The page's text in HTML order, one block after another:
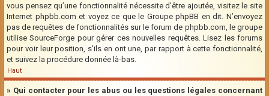
vous pensez qu’une fonctionnalité nécessite d’être ajoutée, visitez le site
Internet phpbb.com et voyez ce que le Groupe phpBB en dit. N’envoyez
pas de requêtes de fonctionnalités sur le forum de phpbb.com, le groupe
utilise SourceForge pour gérer ces nouvelles requêtes. Lisez les forums
pour voir leur position, s’ils en ont une, par rapport à cette fonctionnalité,
et suivez la procédure donnée là-bas.
Haut
» Qui contacter pour les abus ou les questions légales concernant